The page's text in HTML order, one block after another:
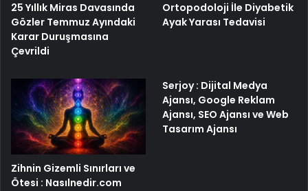
25 Yıllık Miras Davasında
Gözler Temmuz Ayındaki
Karar Duruşmasına
Çevrildi
Ortopodoloji İle Diyabetik
Ayak Yarası Tedavisi
Zihnin Gizemli Sınırları ve
Ötesi : Nasılnedir.com
Serjoy : Dijital Medya
Ajansı, Google Reklam
Ajansı, SEO Ajansı ve Web
Tasarım Ajansı